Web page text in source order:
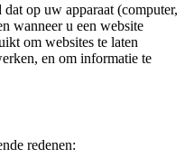
op uw apparaat (computer,
wanneer u een website
om websites te laten
en om informatie te
redenen: